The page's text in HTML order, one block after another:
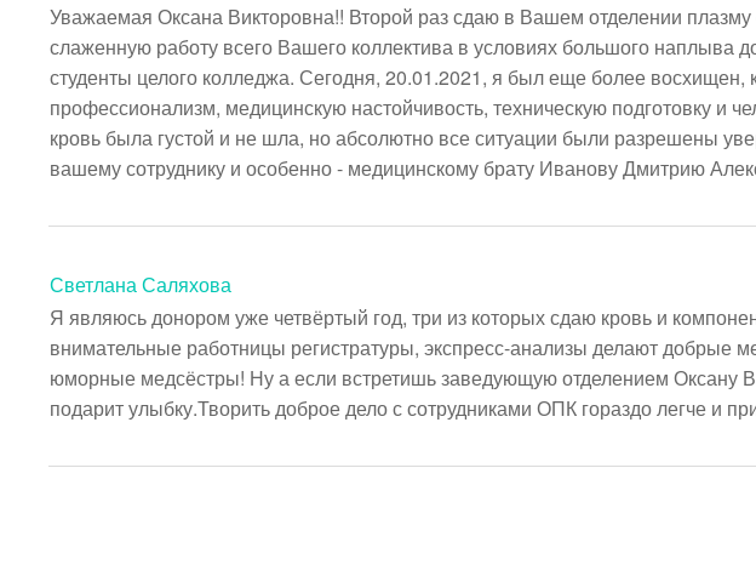
Уважаемая Оксана Викторовна!! Второй раз сдаю в Вашем отделении
слаженную работу всего Вашего коллектива в условиях большого наплыва
студенты целого колледжа. Сегодня, 20.01.2021, я был еще более
профессионализм, медицинскую настойчивость, техническую подготовку и
кровь была густой и не шла, но абсолютно все ситуации были разрешены
вашему сотруднику и особенно - медицинскому брату Иванову Дмитрию
Светлана Саляхова
Я являюсь донором уже четвёртый год, три из которых сдаю кровь и
внимательные работницы регистратуры, экспресс-анализы делают добрые
юморные медсёстры! Ну а если встретишь заведующую отделением Оксану
подарит улыбку.Творить доброе дело с сотрудниками ОПК гораздо легче и